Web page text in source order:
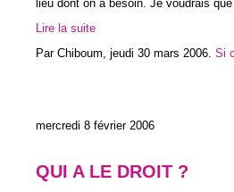
lieu dont on a besoin. Je voudrais
Lire la suite
Par Chiboum, jeudi 30 mars 2006 Si
mercredi 8 février 2006
QUI A LE DROIT ?